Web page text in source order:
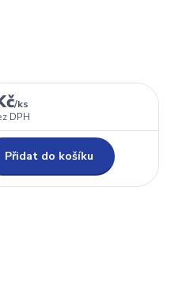
/ks
DPH
Přidat do košíku